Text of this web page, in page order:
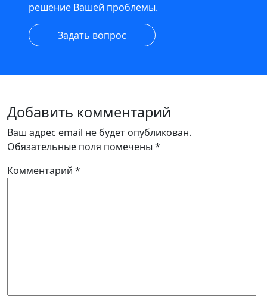
решение Вашей проблемы.
Задать вопрос
Добавить комментарий
Ваш адрес email не будет опубликован.
Обязательные поля помечены *
Комментарий *